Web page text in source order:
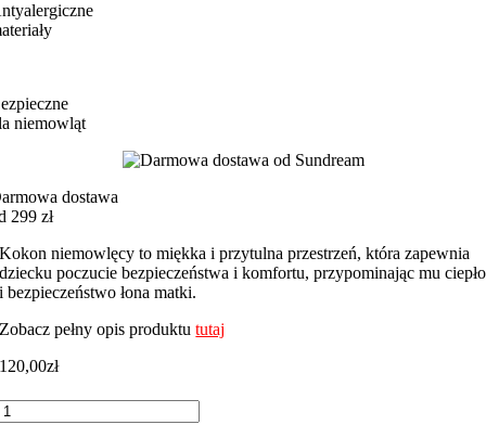
niemowląt
dostawa
299 zł
Kokon niemowlęcy to miękka i przytulna przestrzeń, która zapewnia
dziecku poczucie bezpieczeństwa i komfortu, przypominając mu ciepło
i bezpieczeństwo łona matki.
Zobacz pełny opis produktututaj
120,00zł